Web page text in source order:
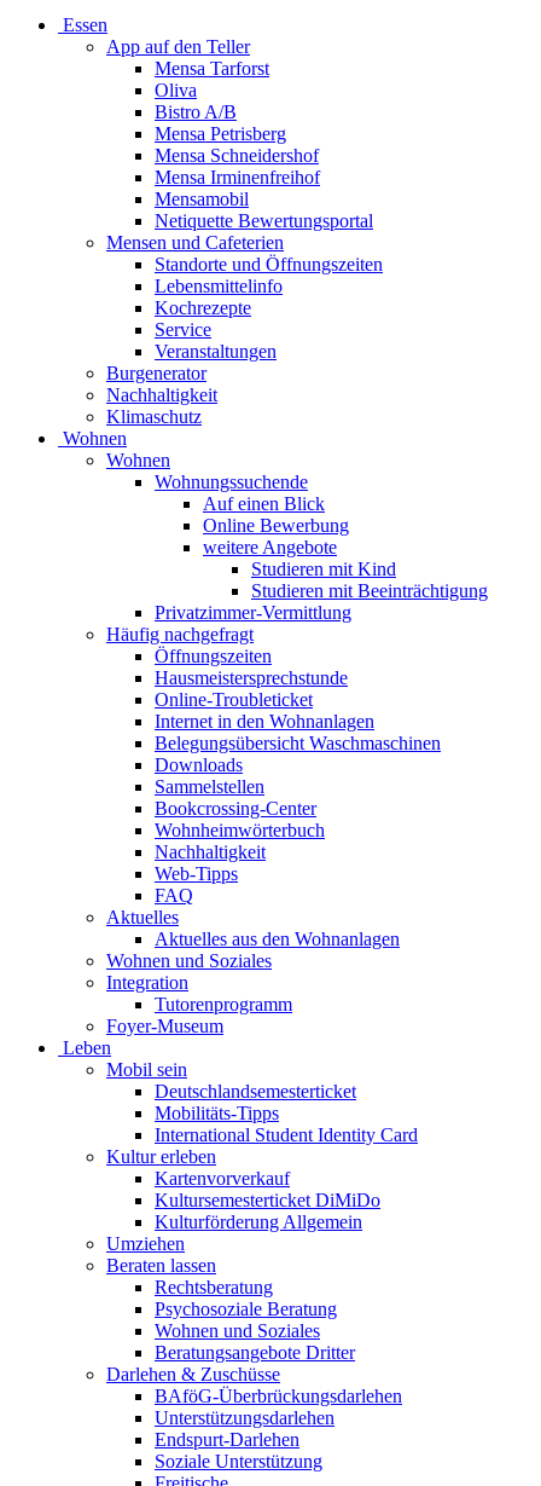
Essen
App auf den Teller
Mensa Tarforst
Oliva
Bistro A/B
Mensa Petrisberg
Mensa Schneidershof
Mensa Irminenfreihof
Mensamobil
Netiquette Bewertungsportal
Mensen und Cafeterien
Standorte und Öffnungszeiten
Lebensmittelinfo
Kochrezepte
Service
Veranstaltungen
Burgenerator
Nachhaltigkeit
Klimaschutz
Wohnen
Wohnen
Wohnungssuchende
Auf einen Blick
Online Bewerbung
weitere Angebote
Studieren mit Kind
Studieren mit Beeinträchtigung
Privatzimmer-Vermittlung
Häufig nachgefragt
Öffnungszeiten
Hausmeistersprechstunde
Online-Troubleticket
Internet in den Wohnanlagen
Belegungsübersicht Waschmaschinen
Downloads
Sammelstellen
Bookcrossing-Center
Wohnheimwörterbuch
Nachhaltigkeit
Web-Tipps
FAQ
Aktuelles
Aktuelles aus den Wohnanlagen
Wohnen und Soziales
Integration
Tutorenprogramm
Foyer-Museum
Leben
Mobil sein
Deutschlandsemesterticket
Mobilitäts-Tipps
International Student Identity Card
Kultur erleben
Kartenvorverkauf
Kultursemesterticket DiMiDo
Kulturförderung Allgemein
Umziehen
Beraten lassen
Rechtsberatung
Psychosoziale Beratung
Wohnen und Soziales
Beratungsangebote Dritter
Darlehen & Zuschüsse
BAföG-Überbrückungsdarlehen
Unterstützungsdarlehen
Endspurt-Darlehen
Soziale Unterstützung